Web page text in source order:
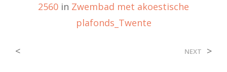
2560 in Zwembad met akoestische
plafonds_Twente
< NEXT >